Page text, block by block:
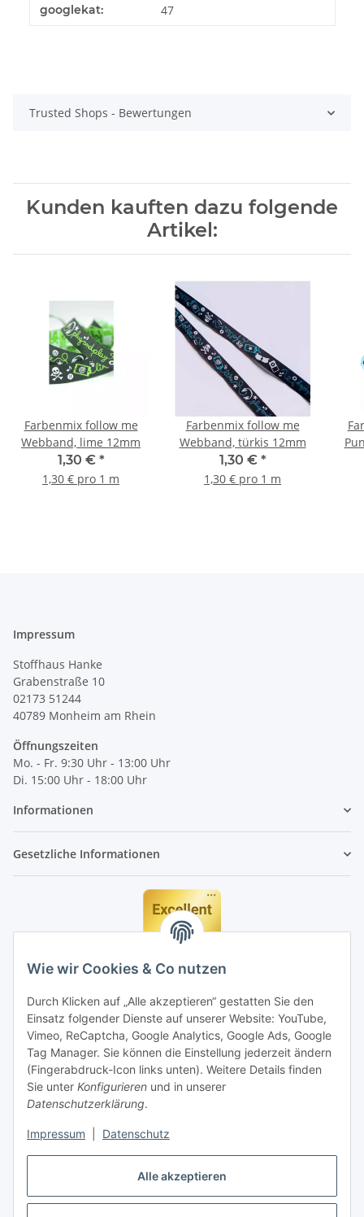
Alle akzeptieren
Wie wir Cookies & Co nutzen
Durch Klicken auf „Alle akzeptieren“ gestatten Sie den
Einsatz folgender Dienste auf unserer Website: YouTube,
Vimeo, ReCaptcha, Google Analytics, Google Ads, Google
Tag Manager. Sie können die Einstellung jederzeit ändern
(Fingerabdruck-Icon links unten). Weitere Details finden
Sie unter Konfigurieren und in unserer
Datenschutzerklärung.
Impressum Datenschutz
Produkteigenschaft
Wert
googlekat: 47
Trusted Shops - Bewertungen
Kunden kauften dazu folgende
Artikel:
Farbenmix follow me
Webband, lime 12mm
1,30 € *
1,30 € pro 1 m
Farbenmix follow me
Webband, türkis 12mm
1,30 € *
1,30 € pro 1 m
Impressum
Stoffhaus Hanke
Grabenstraße 10
02173 51244
40789 Monheim am Rhein
Öffnungszeiten
Mo. - Fr. 9:30 Uhr - 13:00 Uhr
Di. 15:00 Uhr - 18:00 Uhr
Informationen
Gesetzliche Informationen